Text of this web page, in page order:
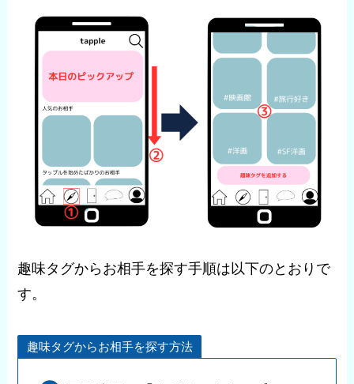
趣味タグからお相手を探す手順は以下のとおりで
す。
趣味タグからお相手を探す方法